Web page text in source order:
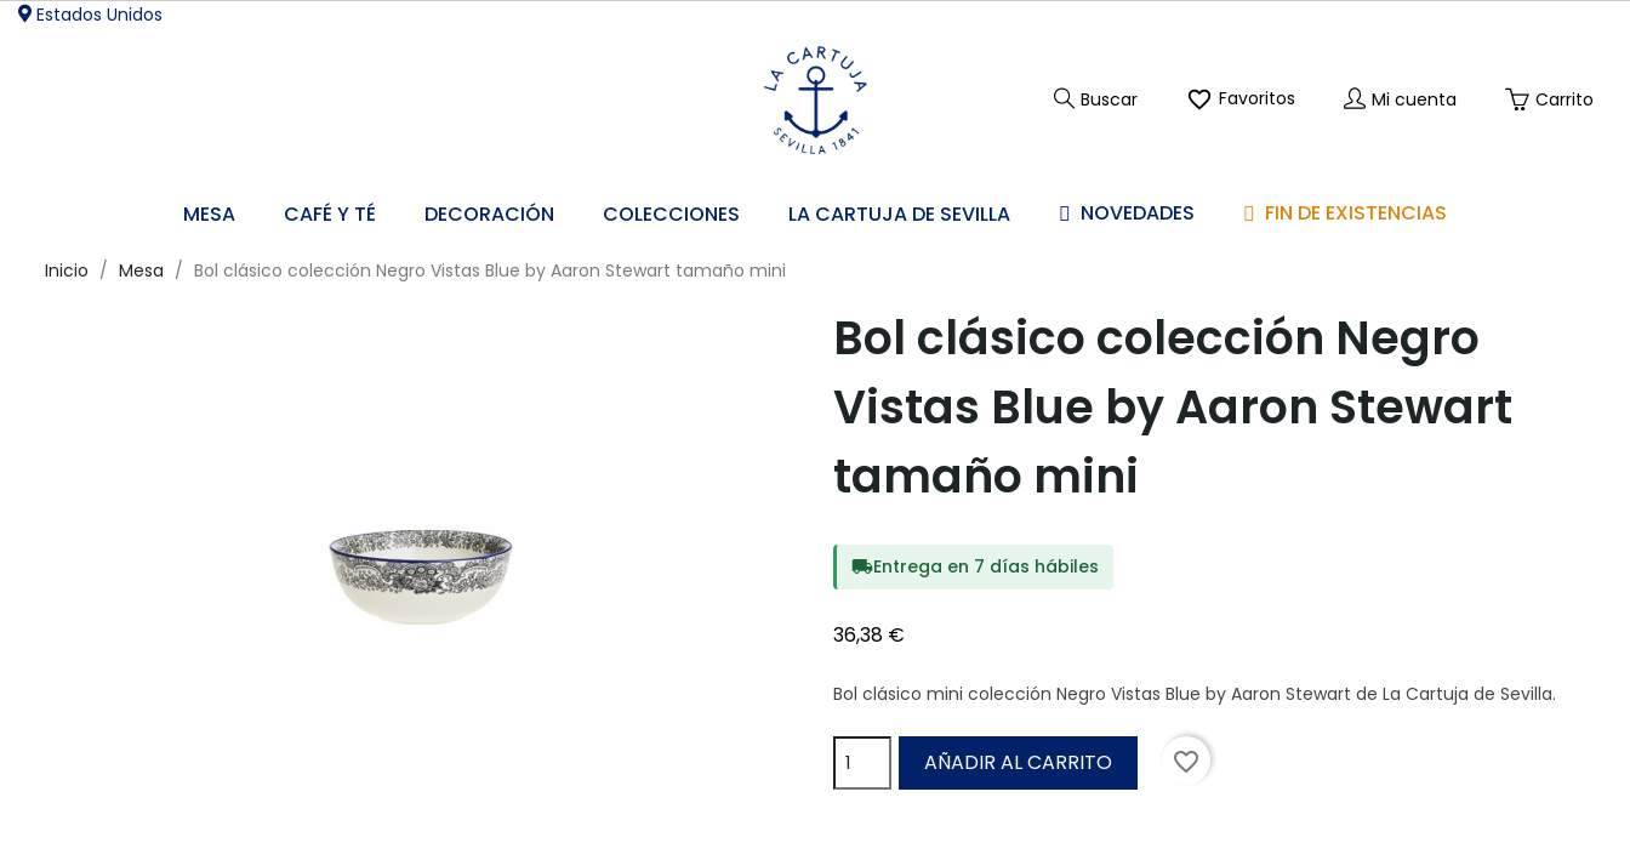
Estados Unidos
Buscar  Favoritos Mi cuenta Carrito
MESA CAFÉ Y TÉ DECORACIÓN COLECCIONES LA CARTUJA DE SEVILLA NOVEDADES FIN DE EXISTENCIAS
Inicio Mesa Bol clásico colección Negro Vistas Blue by Aaron Stewart tamaño mini
Bol clásico colección Negro
Vistas Blue by Aaron Stewart
tamaño mini
local_shippingEntrega en 7 días hábiles
36,38 €
Bol clásico mini colección Negro Vistas Blue by Aaron Stewart de La Cartuja de Sevilla.
AÑADIR AL CARRITO favorite_border